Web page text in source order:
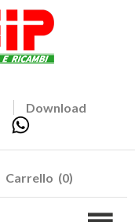
Download
Carrello (0)